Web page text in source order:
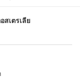
เตรเลีย